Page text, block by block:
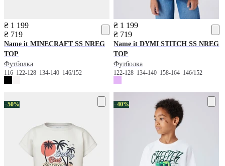
₴ 1 199
₴ 719
Name it MINECRAFT SS NREG
TOP
Футболка
116 122-128 134-140 146/152
₴ 1 199
₴ 719
Name it DYMI STITCH SS NREG
TOP
Футболка
122-128 134-140 158-164 146/152
−50% −40%